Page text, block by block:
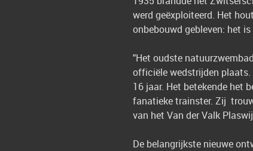
werd geëxploiteerd. Het
onbebouwd gebleven: het
"Het oudste
officiële wedstrijden plaats.
16 jaar. Het betekende het
fanatieke trainster. Zij
van het Van der Valk
De belangrijkste nieuwe